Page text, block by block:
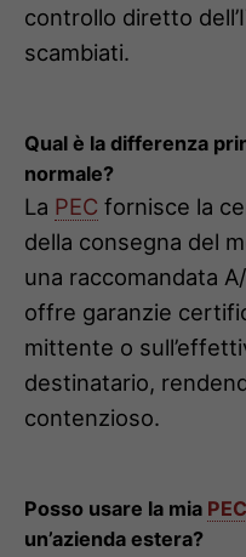
controllo diretto
scambiati.
Qual è la differenza
normale?
La PEC fornisce la
della consegna del
una raccomandata
offre garanzie
mittente o
destinatario,
contenzioso.
Posso usare la mia PEC
un’azienda estera?